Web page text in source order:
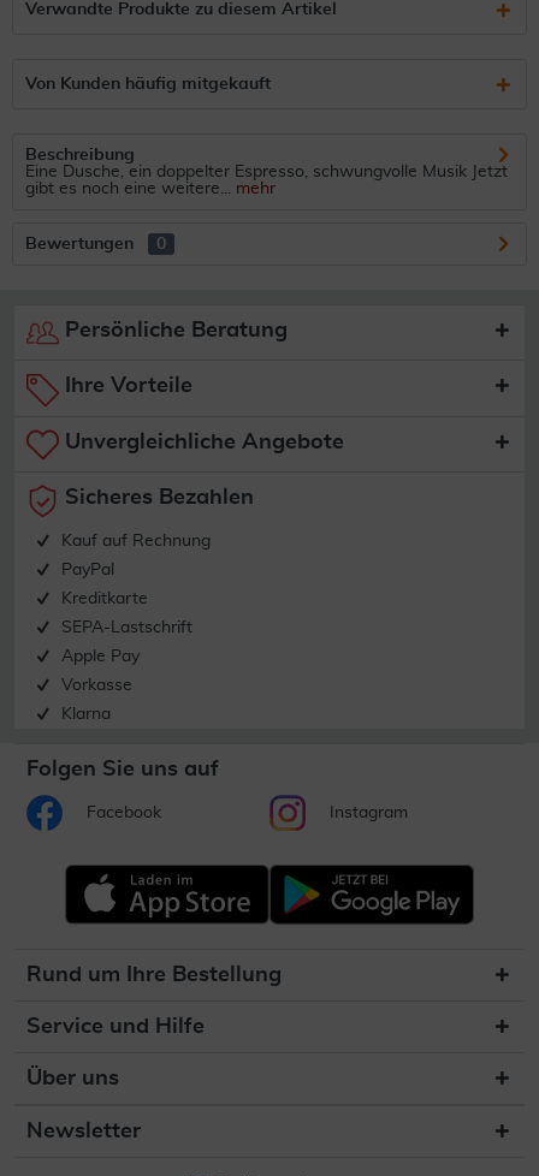
Verwandte Produkte zu diesem Artikel
Von Kunden häufig mitgekauft
Beschreibung
Eine Dusche, ein doppelter Espresso, schwungvolle Musik Jetzt
gibt es noch eine weitere... mehr
Bewertungen 0
Persönliche Beratung
Ihre Vorteile
Unvergleichliche Angebote
Sicheres Bezahlen
Kauf auf Rechnung
PayPal
Kreditkarte
SEPA-Lastschrift
Apple Pay
Vorkasse
Klarna
Folgen Sie uns auf
Facebook Instagram
Rund um Ihre Bestellung
Service und Hilfe
Über uns
Newsletter